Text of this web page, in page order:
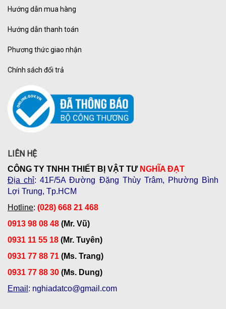
Hướng dẫn mua hàng
Hướng dẫn thanh toán
Phương thức giao nhận
Chính sách đổi trả
LIÊN HỆ
CÔNG TY TNHH THIẾT BỊ VẬT TƯ NGHĨA ĐẠT
Địa chỉ: 41F/5A Đường Đặng Thùy Trâm, Phường Bình
Lợi Trung, Tp.HCM
Hotline: (028) 668 21 468
0913 98 08 48 (Mr. Vũ)
0931 11 55 18 (Mr. Tuyên)
0931 77 88 71 (Ms. Trang)
0931 77 88 30 (Ms. Dung)
Email : nghiadatco@gmail.com